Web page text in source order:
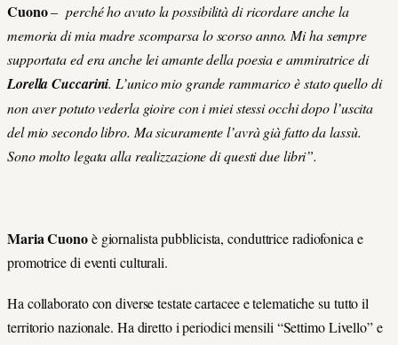
Cuono– perché ho avuto la possibilità di ricordare anche la
memoria di mia madre scomparsa lo scorso anno. Mi ha sempre
supportata ed era anche lei amante della poesia e ammiratrice di
Lorella Cuccarini. L’unico mio grande rammarico è stato quello di
non aver potuto vederla gioire con i miei stessi occhi dopo l’uscita
del mio secondo libro. Ma sicuramente l’avrà già fatto da lassù.
Sono molto legata alla realizzazione di questi due libri”.
Maria Cuonoè giornalista pubblicista, conduttrice radiofonica e
promotrice di eventi culturali.
Ha collaborato con diverse testate cartacee e telematiche su tutto il
territorio nazionale. Ha diretto i periodici mensili “Settimo Livello” e